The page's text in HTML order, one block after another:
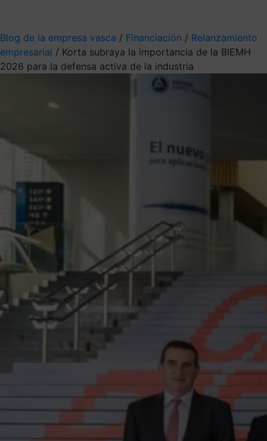
Blog de la empresa vasca / Financiación / Relanzamiento
empresarial / Korta subraya la importancia de la BIEMH
2026 para la defensa activa de la industria